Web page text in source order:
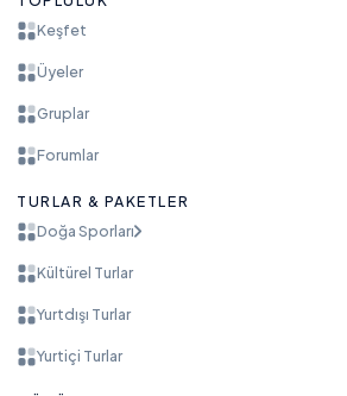
Keşfet
Üyeler
Gruplar
Forumlar
TURLAR & PAKETLER
Doğa Sporları
Kültürel Turlar
Yurtdışı Turlar
Yurtiçi Turlar